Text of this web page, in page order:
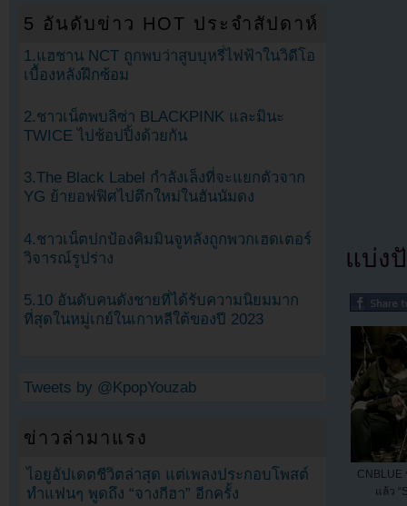
แบ่ง
CNBLUE
แล้ว
5 อันดับข่าว HOT ประจำสัปดาห์
1.แฮชาน NCT ถูกพบว่าสูบบุหรี่ไฟฟ้าในวิดีโอ
เบื้องหลังฝึกซ้อม
2.ชาวเน็ตพบลิซ่า BLACKPINK และมินะ
TWICE ไปช้อปปิ้งด้วยกัน
3.The Black Label กำลังเล็งที่จะแยกตัวจาก
YG ย้ายอฟฟิศไปตึกใหม่ในฮันนัมดง
4.ชาวเน็ตปกป้องคิมมินจูหลังถูกพวกเฮดเตอร์
วิจารณ์รูปร่าง
5.10 อันดับคนดังชายที่ได้รับความนิยมมาก
ที่สุดในหมู่เกย์ในเกาหลีใต้ของปี 2023
Tweets by @KpopYouzab
ข่าวล่ามาแรง
ไอยูอัปเดตชีวิตล่าสุด แต่เพลงประกอบโพสต์
ทำแฟนๆ พูดถึง “จางกีฮา” อีกครั้ง